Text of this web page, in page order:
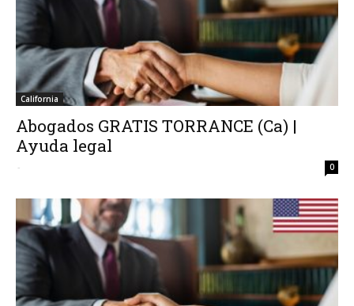
California
Abogados GRATIS TORRANCE (Ca) |
Ayuda legal
- 0